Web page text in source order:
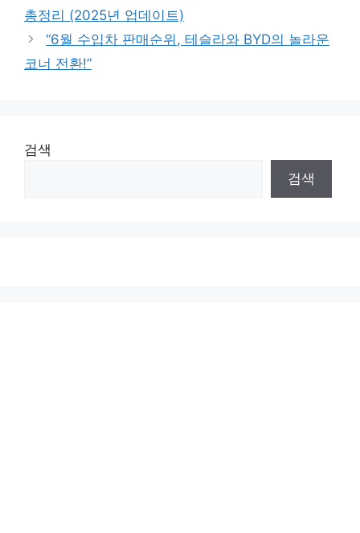
총정리 (2025년 업데이트)
“6월 수입차 판매순위, 테슬라와 BYD의 놀라운
코너 전환!”
검색
검색